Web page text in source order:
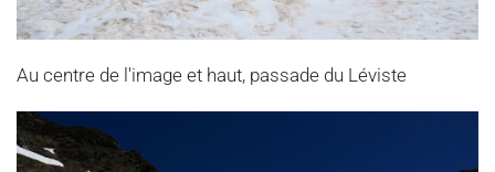
Au centre de l'image et haut, passade du Léviste